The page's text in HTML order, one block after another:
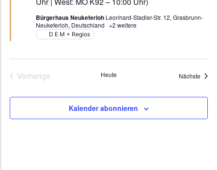
Bürgerhaus Neukeferloh Leonhard-Stadler-Str. 12, Grasbrunn-
Neukeferloh, Deutschland +2 weitere
D E M + Regios
VorherigeVeranstaltungenHeute Nächste
Kalender abonnieren